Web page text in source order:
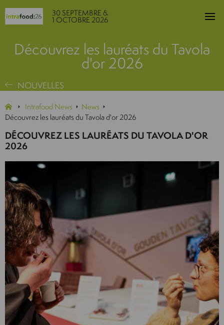
30 SEPTEMBRE &
1 OCTOBRE 2026
Découvrez les lauréats du Tavola
d'or 2026
NOUVELLES
Intrafood News
News
Découvrez les lauréats du Tavola d'or 2026
DÉCOUVREZ LES LAURÉATS DU TAVOLA D'OR
2026